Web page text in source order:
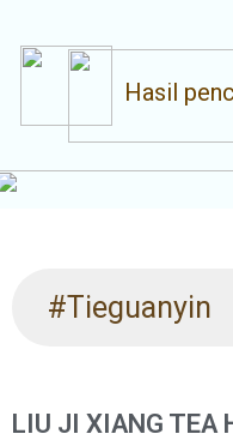
Hasil
#Tieguanyin
LIU JI XIANG TEA